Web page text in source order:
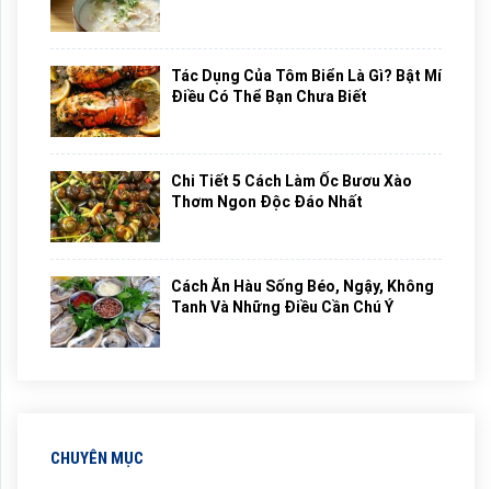
Tác Dụng Của Tôm Biển Là Gì? Bật Mí
Điều Có Thể Bạn Chưa Biết
Chi Tiết 5 Cách Làm Ốc Bươu Xào
Thơm Ngon Độc Đáo Nhất
Cách Ăn Hàu Sống Béo, Ngậy, Không
Tanh Và Những Điều Cần Chú Ý
CHUYÊN MỤC